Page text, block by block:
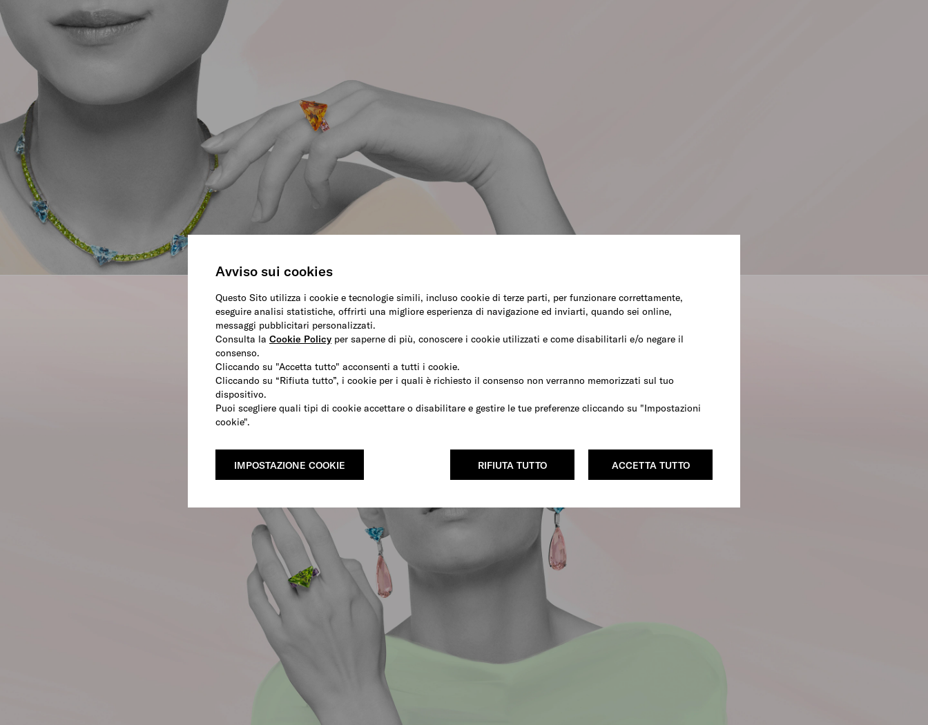
Avviso sui cookies
Questo Sito utilizza i cookie e tecnologie simili, incluso cookie di terze parti, per funzionare correttamente,
eseguire analisi statistiche, offrirti una migliore esperienza di navigazione ed inviarti, quando sei online,
messaggi pubblicitari personalizzati.
Consulta la Cookie Policy per saperne di più, conoscere i cookie utilizzati e come disabilitarli e/o negare il
consenso.
Cliccando su "Accetta tutto" acconsenti a tutti i cookie.
Cliccando su “Rifiuta tutto”, i cookie per i quali è richiesto il consenso non verranno memorizzati sul tuo
dispositivo.
Puoi scegliere quali tipi di cookie accettare o disabilitare e gestire le tue preferenze cliccando su "Impostazioni
cookie".
ACCETTA TUTTO
RIFIUTA TUTTO
IMPOSTAZIONE COOKIE